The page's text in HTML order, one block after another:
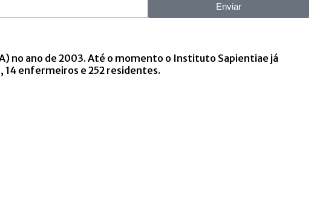
Enviar
no ano de 2003. Até o momento o Instituto Sapientiae já
enfermeiros e 252 residentes.